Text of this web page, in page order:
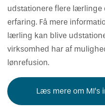
udstationere flere lærlinge
erfaring. Få mere
lærling kan blive
virksomhed har af
lønrefusion.
Læs mere om